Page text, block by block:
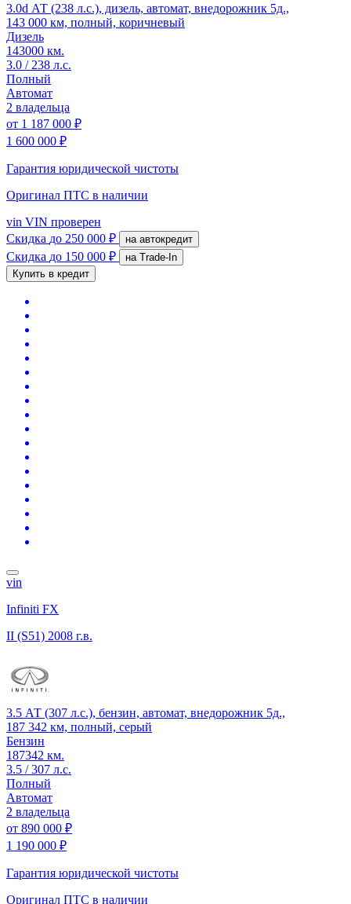
3.0d АТ (238 л.с.), дизель, автомат, внедорожник 5д.,
143 000 км, полный, коричневый
Дизель
143000 км.
3.0 / 238 л.с.
Полный
Автомат
2 владельца
от 1 187 000 ₽
1 600 000 ₽
Гарантия юридической чистоты
Оригинал ПТС в наличии
vin VIN проверен
Скидка до 250 000 ₽ на автокредит
Скидка до 150 000 ₽
на Trade-In
Купить в кредит
vin
Infiniti FX
II (S51) 2008 г.в.
3.5 АТ (307 л.с.), бензин, автомат, внедорожник 5д.,
187 342 км, полный, серый
Бензин
187342 км.
3.5 / 307 л.с.
Полный
Автомат
2 владельца
от 890 000 ₽
1 190 000 ₽
Гарантия юридической чистоты
Оригинал ПТС в наличии